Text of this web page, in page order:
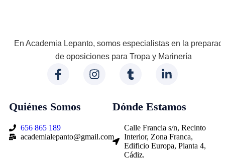
En Academia Lepanto, somos especialistas en la
de oposiciones para Tropa y Marinería
Quiénes Somos
656 865 189
academialepanto@gmail.com
Dónde Estamos
Calle Francia s/n, Recinto
Interior, Zona Franca,
Edificio Europa, Planta 4,
Cádiz.